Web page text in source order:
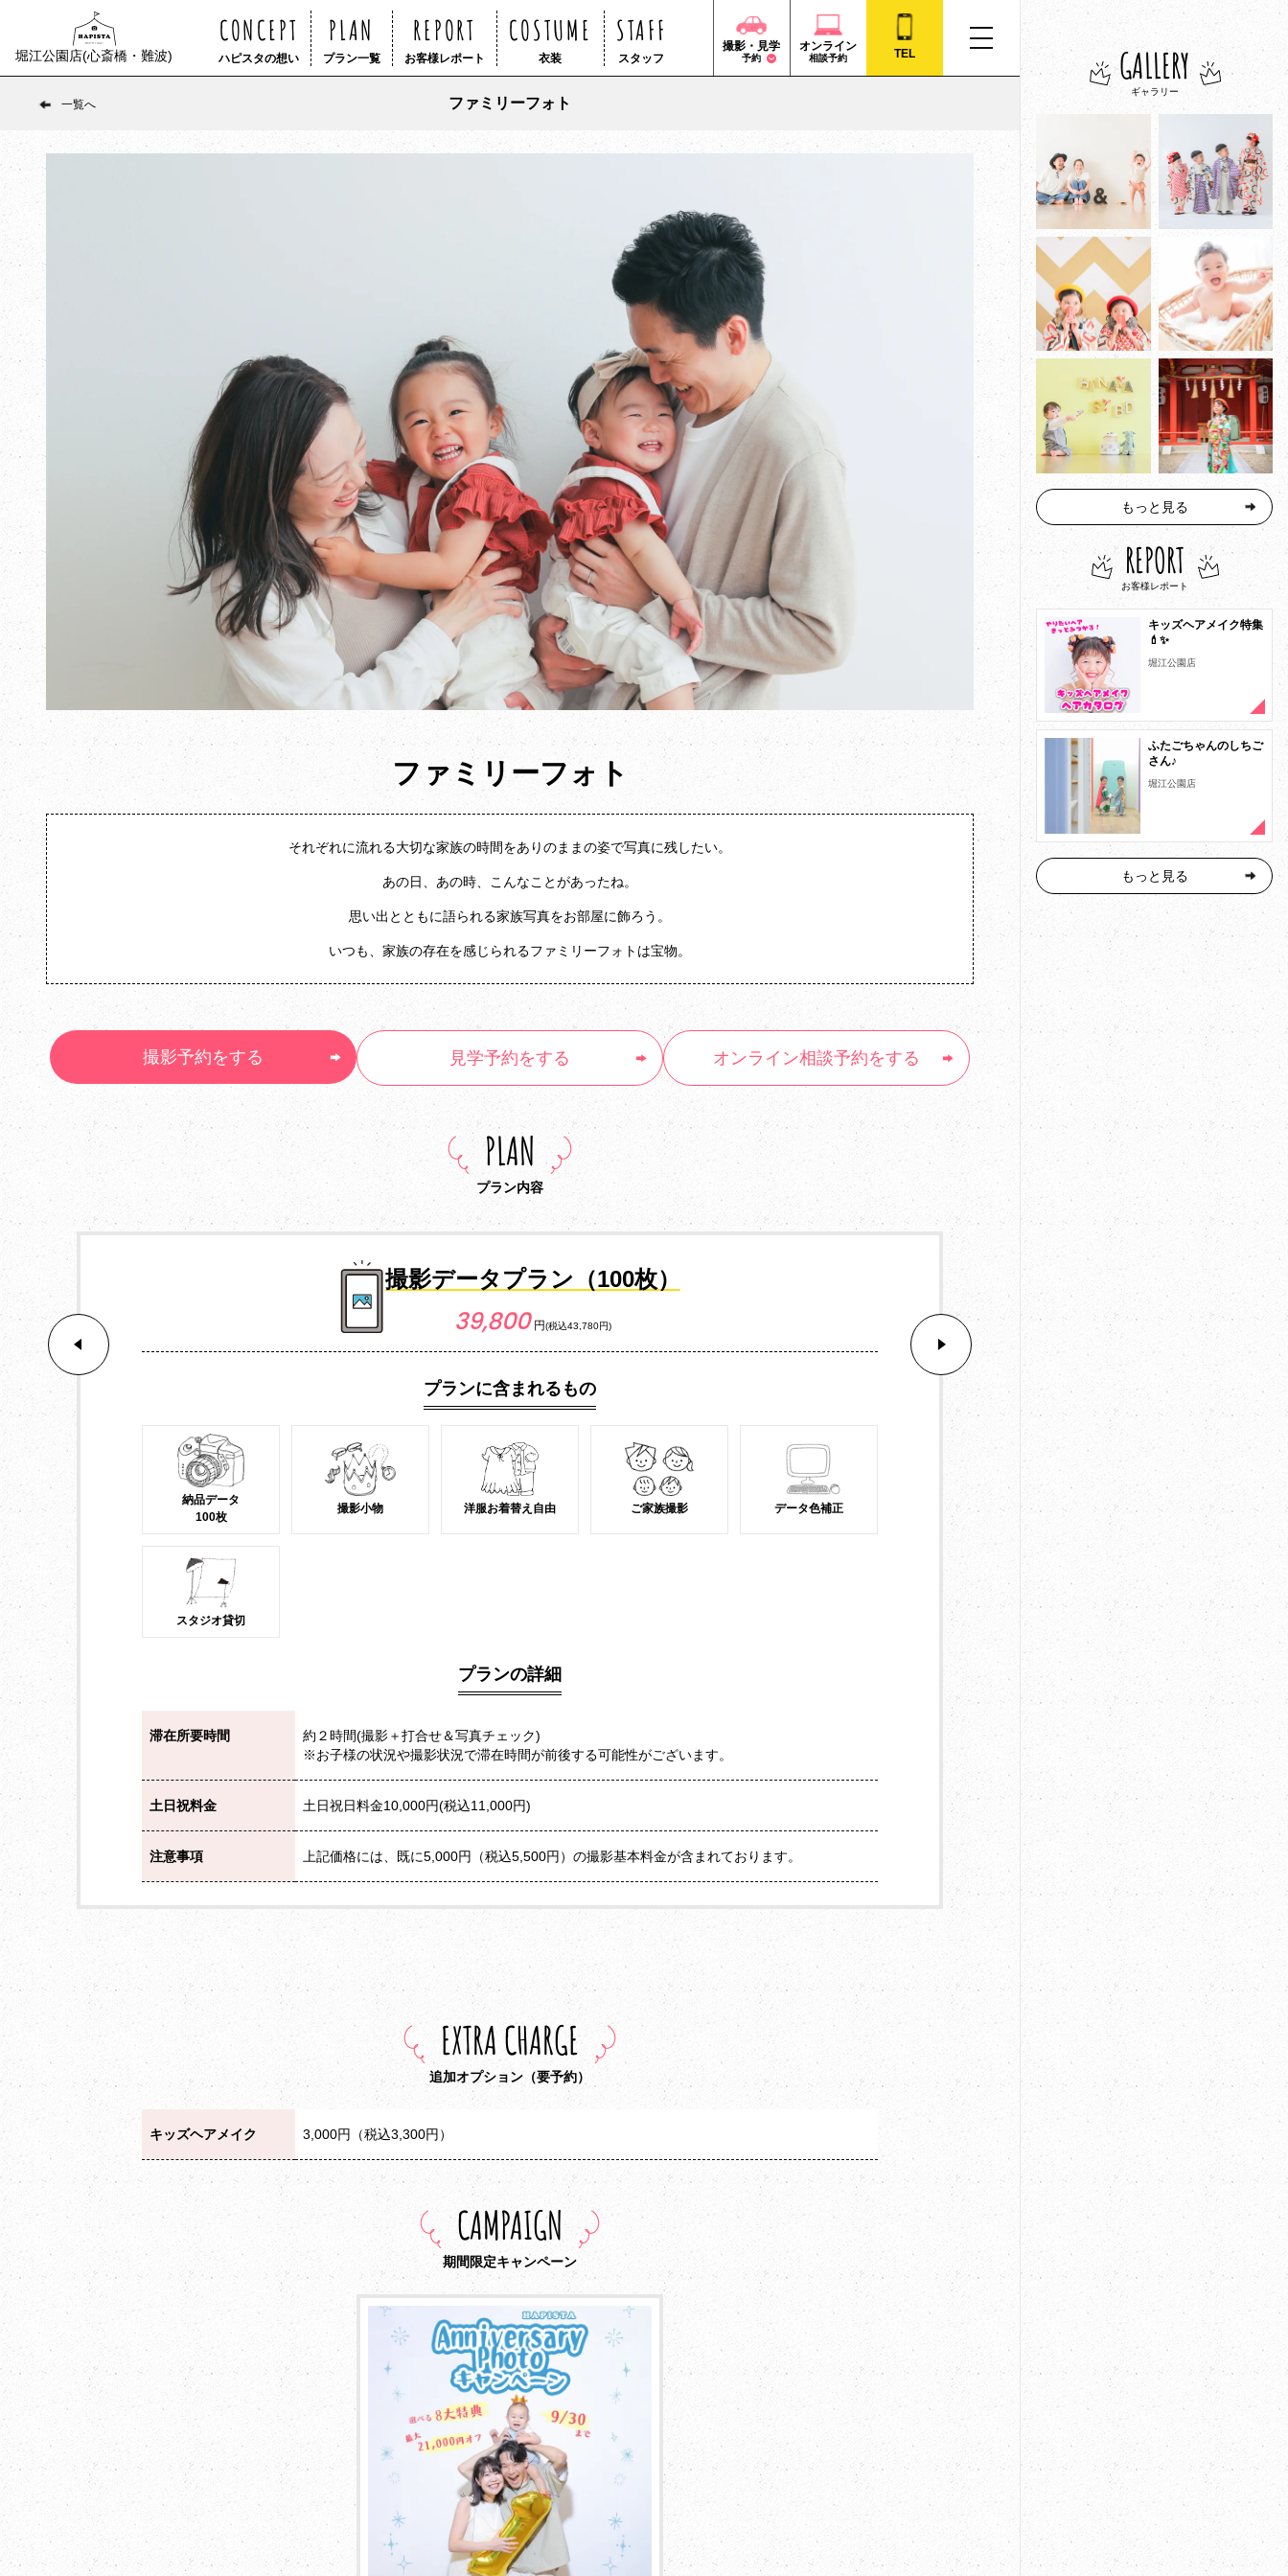
堀江公園店(心斎橋・難波)
CONCEPT
ハピスタの想い
PLAN
プラン一覧
REPORT
お客様レポート
COSTUME
衣装
STAFF
スタッフ
撮影・見学
予約
オンライン
相談予約 TEL
一覧へ ファミリーフォト
ファミリーフォト
それぞれに流れる大切な家族の時間をありのままの姿で写真に残したい。
あの日、あの時、こんなことがあったね。
思い出とともに語られる家族写真をお部屋に飾ろう。
いつも、家族の存在を感じられるファミリーフォトは宝物。
撮影予約をする 見学予約をする オンライン相談予約をする
PLAN
プラン内容
撮影データプラン（100枚）
39,800 円(税込43,780円)
プランに含まれるもの
納品データ
100枚
撮影小物 洋服お着替え自由 ご家族撮影 データ色補正
スタジオ貸切
プランの詳細
滞在所要時間
約２時間(撮影＋打合せ＆写真チェック)
※お子様の状況や撮影状況で滞在時間が前後する可能性がございます。
土日祝料金 土日祝日料金10,000円(税込11,000円)
注意事項 上記価格には、既に5,000円（税込5,500円）の撮影基本料金が含まれております。
撮影データに
撮影データ付
スタジオ貸切
フォ
滞在所要時間
約２時間
※お子様
土日祝
注意事項
EXTRA CHARGE
追加オプション（要予約）
キッズヘアメイク 3,000円（税込3,300円）
CAMPAIGN
期間限定キャンペーン
GALLERY
ギャラリー
もっと見る
REPORT
お客様レポート
キッズヘアメイク特集
💄✨
堀江公園店
ふたごちゃんのしちご
さん♪
堀江公園店
もっと見る